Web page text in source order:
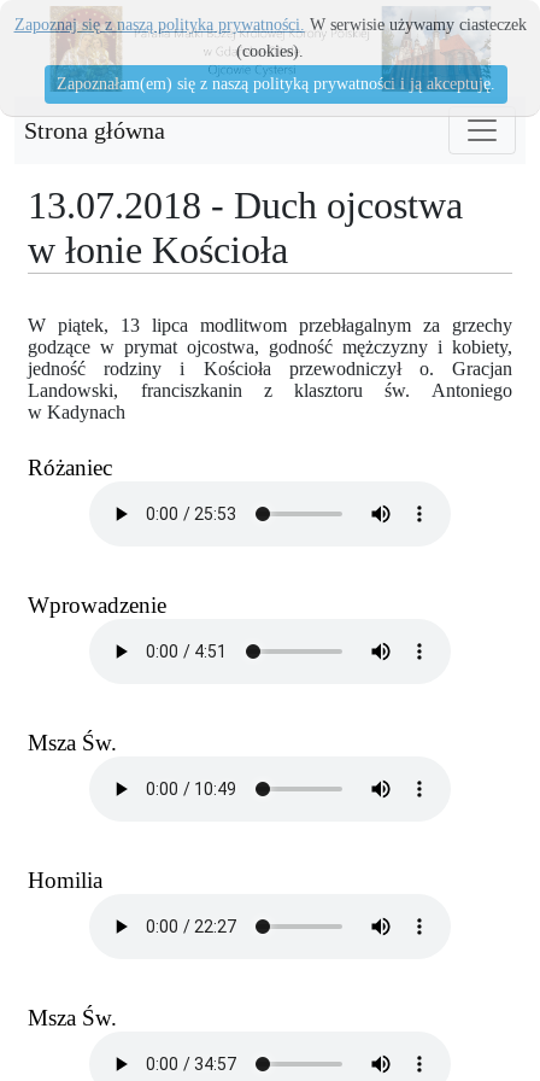
Strona główna
13.07.2018 - Duch ojcostwa
w łonie Kościoła
W piątek, 13 lipca modlitwom przebłagalnym za grzechy
godzące w prymat ojcostwa, godność mężczyzny i kobiety,
jedność rodziny i Kościoła przewodniczył o. Gracjan
Landowski, franciszkanin z klasztoru św. Antoniego
w Kadynach
Różaniec
Wprowadzenie
Msza Św.
Homilia
Msza Św.
Zapoznaj się z naszą polityka prywatności. W serwisie używamy ciasteczek
(cookies).
Zapoznałam(em) się z naszą polityką prywatności i ją akceptuję.